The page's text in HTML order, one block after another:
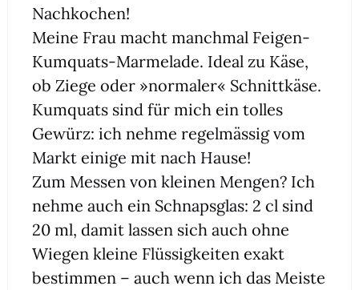
Nach­ko­chen!
Mei­ne Frau macht manch­mal Fei­gen-
Kum­quats-Mar­me­la­de. Ide­al zu Käse,
ob Zie­ge oder »nor­ma­ler« Schnitt­kä­se.
Kum­quats sind für mich ein tol­les
Gewürz: ich neh­me regel­mäs­sig vom
Markt eini­ge mit nach Hau­se!
Zum Mes­sen von klei­nen Men­gen? Ich
neh­me auch ein Schnaps­glas: 2 cl sind
20 ml, damit las­sen sich auch ohne
Wie­gen klei­ne Flüs­sig­kei­ten exakt
bestim­men – auch wenn ich das Meis­te